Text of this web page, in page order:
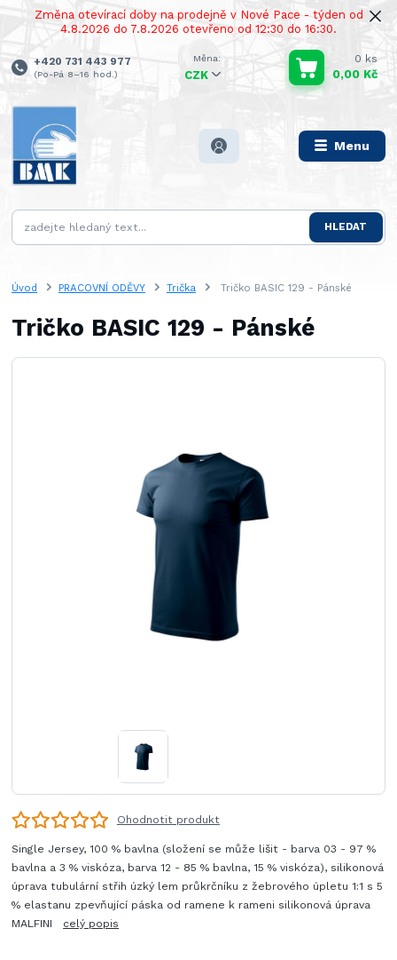
Změna otevírací doby na prodejně v Nové Pace - týden od
4.8.2026 do 7.8.2026 otevřeno od 12:30 do 16:30.
Menu
CZK
HLEDAT
+420 731 443 977
(Po-Pá 8–16 hod.)
0 ks
0,00 Kč
Úvod PRACOVNÍ ODĚVY Trička Tričko BASIC 129 - Pánské
Tričko BASIC 129 - Pánské
Ohodnotit produkt
Single Jersey, 100 % bavlna (složení se může lišit - barva 03 - 97 %
bavlna a 3 % viskóza, barva 12 - 85 % bavlna, 15 % viskóza), silikonová
úprava tubulární střih úzký lem průkrčníku z žebrového úpletu 1:1 s 5
% elastanu zpevňující páska od ramene k rameni silikonová úprava
MALFINI celý popis